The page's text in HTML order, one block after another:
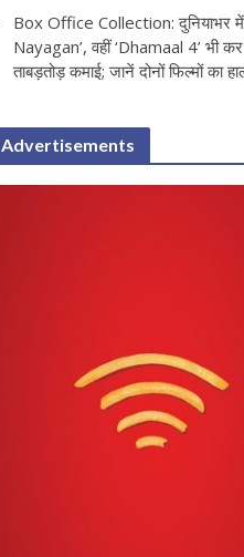
Box Office Collection: दुनियाभर में
Nayagan’, वहीं ‘Dhamaal 4’ भी कर
ताबड़तोड़ कमाई; जानें दोनों फिल्मों का
Advertisements